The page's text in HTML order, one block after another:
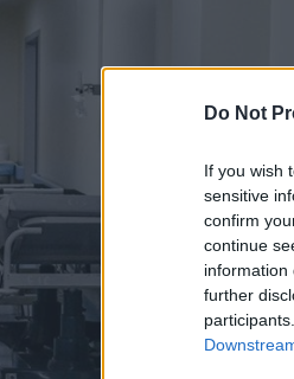
Do Not
If you wish
sensitive
confirm
continue
information
further